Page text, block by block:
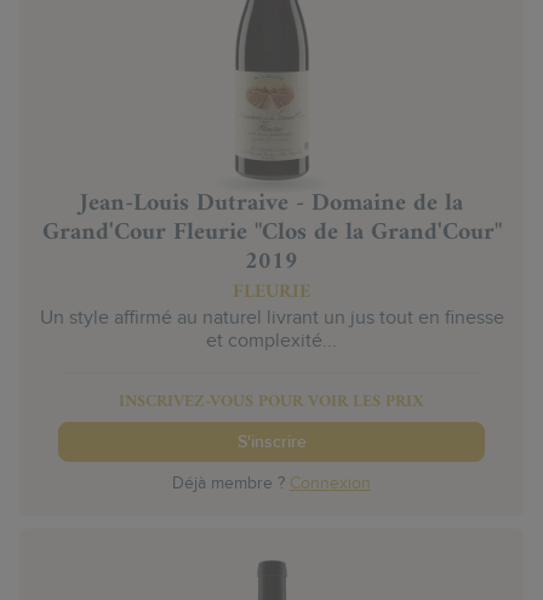
Jean-Louis Dutraive - Domaine de la
Grand'Cour Fleurie "Clos de la Grand'Cour"
2019
FLEURIE
Un style affirmé au naturel livrant un jus tout en finesse
et complexité...
INSCRIVEZ-VOUS POUR VOIR LES PRIX
S'inscrire
Déjà membre ? Connexion